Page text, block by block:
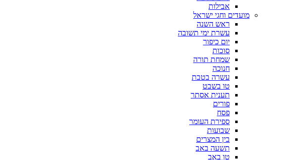
אבילות
מועדים וחגי ישראל
ראש השנה
עשרת ימי תשובה
יום כיפור
סוכות
שמחת תורה
חנוכה
עשרה בטבת
טו בשבט
תענית אסתר
פורים
פסח
ספירת העומר
שבועות
בין המצרים
תשעה באב
טו באב